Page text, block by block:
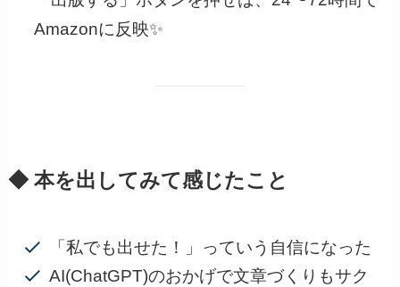
Amazonに反映✨
◆ 本を出してみて感じたこと
「私でも出せた！」っていう自信になった
AI(ChatGPT)のおかげで文章づくりもサク